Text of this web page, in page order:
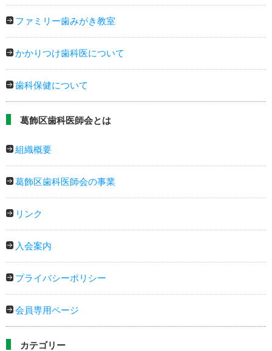
ファミリー歯みがき教室
かかりつけ歯科医について
歯科保健について
葛飾区歯科医師会とは
組織概要
葛飾区歯科医師会の事業
リンク
入会案内
プライバシーポリシー
会員専用ページ
カテゴリー